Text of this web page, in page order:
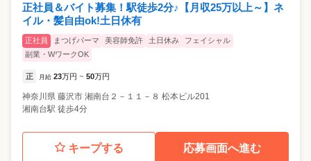
正社員＆バイト募集！駅徒歩2分♪【月収25万以上～】ネ
イル・髪自由ok!土日休有
正社員 まつげパーマ 美容師免許 土日休み
フェイシャル
副業・WワークOK
正 月給 23万円 ~ 50万円
神奈川県 藤沢市 湘南台２－１１－８ 松本ビル201
湘南台駅 徒歩4分
キープする 応募画面へ進む